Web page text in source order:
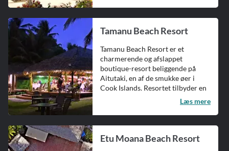
Tamanu Beach Resort
Tamanu Beach Resort er et
charmerende og afslappet
boutique-resort beliggende på
Aitutaki, en af de smukke øer i
Cook Islands. Resortet tilbyder en
Læs mere
Etu Moana Beach Resort